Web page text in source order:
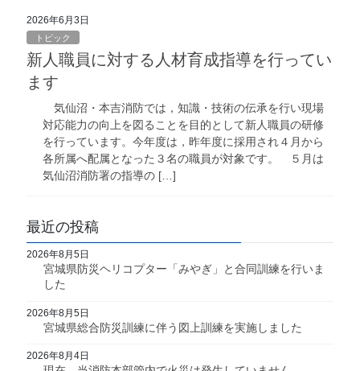
2026年6月3日
トピック
新人職員に対する人材育成指導を行ってい
ます
気仙沼・本吉消防では，知識・技術の伝承を行い現場
対応能力の向上を図ることを目的として新人職員の研修
を行っています。今年度は，昨年度に採用され４月から
各所属へ配属となった３名の職員が対象です。 ５月は
気仙沼消防署の指導の […]
最近の投稿
宮城県防災ヘリコプター「みやぎ」と合同訓練を行いま
した
2026年8月5日
宮城県総合防災訓練に伴う図上訓練を実施しました
2026年8月5日
2026年8月4日